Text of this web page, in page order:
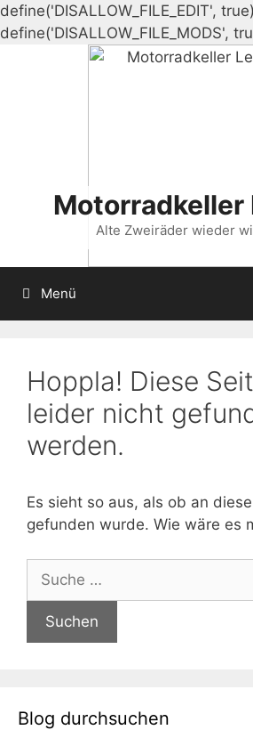
define('DISALLOW_FILE_EDIT',
define('DISALLOW_FILE_MODS',
Motorradkeller
Alte Zweiräder wieder
Menü
Hoppla! Diese
leider nicht
werden.
Es sieht so aus, als ob an
gefunden wurde. Wie wäre es
nach:
Blog durchsuchen